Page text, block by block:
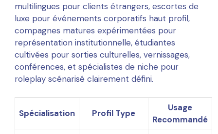
multilingues pour clients étrangers, escortes de
luxe pour événements corporatifs haut profil,
compagnes matures expérimentées pour
représentation institutionnelle, étudiantes
cultivées pour sorties culturelles, vernissages,
conférences, et spécialistes de niche pour
roleplay scénarisé clairement défini.
Spécialisation Profil Type
Usage
Recommandé